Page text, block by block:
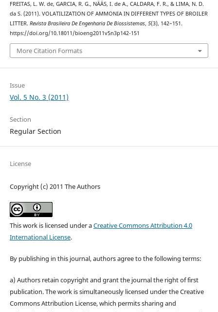
FREITAS, L. W. de, GARCIA, R. G., NÄÄS, I. de A., CALDARA, F. R., & LIMA, N. D.
da S. (2011). VOLATILIZATION OF AMMONIA IN DIFFERENT TYPES OF BROILER
LITTER. Revista Brasileira De Engenharia De Biossistemas, 5(3), 142–151.
https://doi.org/10.18011/bioeng2011v5n3p142-151
More Citation Formats
Issue
Vol. 5 No. 3 (2011)
Section
Regular Section
License
Copyright (c) 2011 The Authors
This work is licensed under aCreative Commons Attribution 4.0
International License.
By publishing in this journal, authors agree to the following terms:
a) Authors retain copyright and grant the journal the right of first
publication. The work is simultaneously licensed under the Creative
Commons Attribution License, which permits sharing and